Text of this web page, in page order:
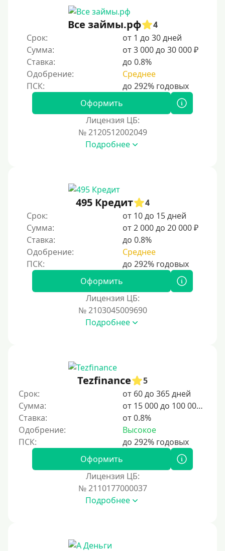
Онлайн круглосуточно
На карту круглосуточно
24/7
Деньги в долг
В долг на карту
Срок
10 дней
2 недели
15 дней
20 дней
30 дней без процентов
100 дней
4 месяца
5 месяцев
На полгода
10 месяцев
Все займы.рф
4
Срок:
от 1 до 30 дней
Сумма:
от 3 000 до 30 000 ₽
Ставка:
до 0.8%
Одобрение:
Среднее
Оформить
Лицензия ЦБ:
№ 2120512002049
Подробнее
495 Кредит
4
Срок:
от 10 до 15 дней
Сумма:
от 2 000 до 20 000 ₽
Ставка:
до 0.8%
Одобрение:
Среднее
Оформить
Лицензия ЦБ:
№ 2103045009690
Подробнее
Tezfinance
5
Срок:
от 60 до 365 дней
Сумма:
от 15 000 до 100 000 ₽
Ставка:
от 0.8%
Одобрение:
Высокое
Оформить
Лицензия ЦБ:
№ 2110177000037
Подробнее